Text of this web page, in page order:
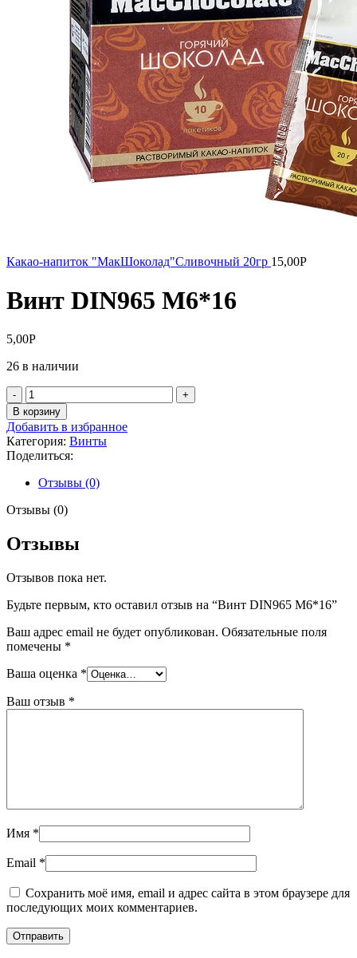
Какао-напиток "МакШоколад"Сливочный 20гр 15,00Р
Винт DIN965 М6*16
5,00Р
26 в наличии
Количество
товара
Винт
DIN965
М6*16
В корзину
Добавить в избранное
Категория: Винты
Поделиться:
Отзывы (0)
Отзывы (0)
Отзывы
Отзывов пока нет.
Будьте первым, кто оставил отзыв на “Винт DIN965 М6*16”
Ваш адрес email не будет опубликован. Обязательные поля
помечены *
Ваша оценка *
Ваш отзыв *
Имя *
Email *
Сохранить моё имя, email и адрес сайта в этом браузере для
последующих моих комментариев.